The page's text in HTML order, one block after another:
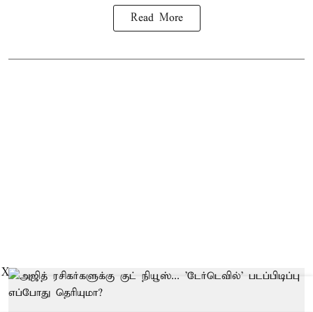
Read More
X